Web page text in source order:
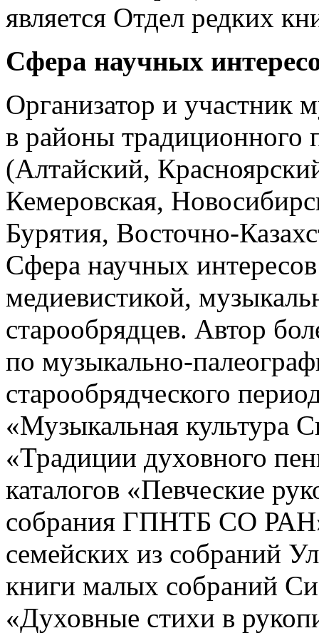
является Отдел редких
Сфера научных
Организатор и участник
в районы традиционного
(Алтайский,
Кемеровская,
Бурятия, Восточно-
Сфера научных
медиевистикой,
старообрядцев. Автор
по музыкально-
старообрядческого
«Музыкальная культура
«Традиции духовного
каталогов «Певческие
собрания ГПНТБ СО
семейских из собраний
книги малых собраний
«Духовные стихи в